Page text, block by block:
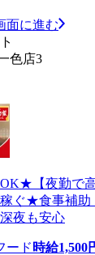
面に進む
色店3
【夜勤で
ぐ★食事補
夜も安心
ード 時給1,500